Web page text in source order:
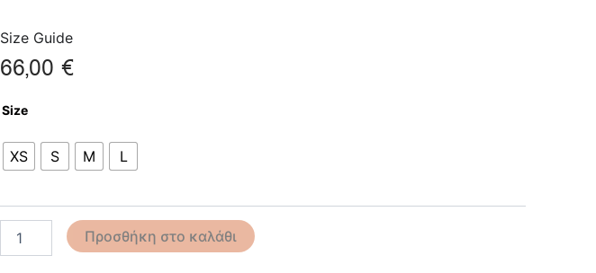
Size Guide
66,00 €
Size
XS S M L
Swimsuit
Προσθήκη στο καλάθι